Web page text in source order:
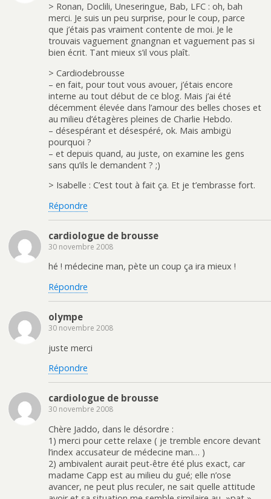
> Ronan, Doclili, Uneseringue, Bab, LFC : oh, bah
merci. Je suis un peu surprise, pour le coup, parce
que j’étais pas vraiment contente de moi. Je le
trouvais vaguement gnangnan et vaguement pas si
bien écrit. Tant mieux s’il vous plaît.
> Cardiodebrousse
– en fait, pour tout vous avouer, j’étais encore
interne au tout début de ce blog. Mais j’ai été
décemment élevée dans l’amour des belles choses et
au milieu d’étagères pleines de Charlie Hebdo.
– désespérant et désespéré, ok. Mais ambigü
pourquoi ?
– et depuis quand, au juste, on examine les gens
sans qu’ils le demandent ? ;)
> Isabelle : C’est tout à fait ça. Et je t’embrasse fort.
Répondre
cardiologue de brousse
30 novembre 2008
hé ! médecine man, pète un coup ça ira mieux !
Répondre
olympe
30 novembre 2008
juste merci
Répondre
cardiologue de brousse
30 novembre 2008
Chère Jaddo, dans le désordre :
1) merci pour cette relaxe ( je tremble encore devant
l’index accusateur de médecine man… )
2) ambivalent aurait peut-être été plus exact, car
madame Capp est au milieu du gué; elle n’ose
avancer, ne peut plus reculer, ne sait quelle attitude